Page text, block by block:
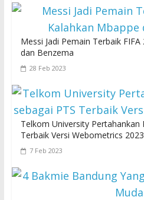
Messi Jadi Pemain Terbaik
dan Benzema
28 Feb 2023
Telkom University Pertahankan
Terbaik Versi Webometrics 2023
7 Feb 2023